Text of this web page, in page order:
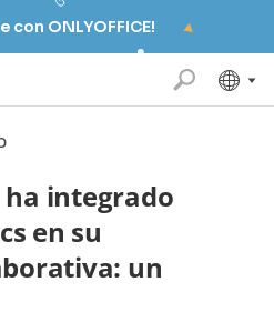
con ONLYOFFICE!
ha integrado
en su
un